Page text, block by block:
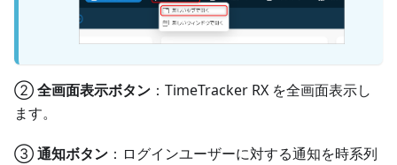
②全画面表示ボタン ：TimeTracker RX を全画面表示し
ます。
③通知ボタン ：ログインユーザーに対する通知を時系列